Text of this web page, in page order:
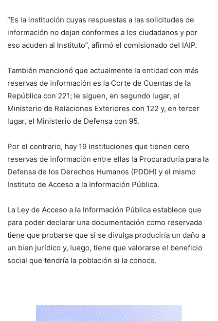
“Es la institución cuyas respuestas a las solicitudes de
información no dejan conformes a los ciudadanos y por
eso acuden al Instituto”, afirmó el comisionado del IAIP.
También mencionó que actualmente la entidad con más
reservas de información es la Corte de Cuentas de la
República con 221; le siguen, en segundo lugar, el
Ministerio de Relaciones Exteriores con 122 y, en tercer
lugar, el Ministerio de Defensa con 95.
Por el contrario, hay 19 instituciones que tienen cero
reservas de información entre ellas la Procuraduría para la
Defensa de los Derechos Humanos (PDDH) y el mismo
Instituto de Acceso a la Información Pública.
La Ley de Acceso a la Información Pública establece que
para poder declarar una documentación como reservada
tiene que probarse que si se divulga produciría un daño a
un bien jurídico y, luego, tiene que valorarse el beneficio
social que tendría la población si la conoce.